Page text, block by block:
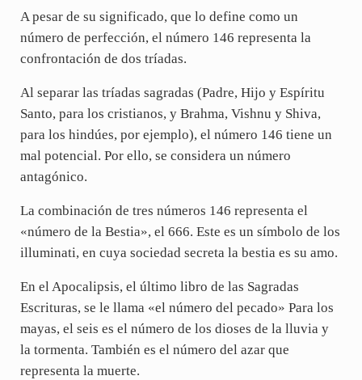
A pesar de su significado, que lo define como un
número de perfección, el número 146 representa la
confrontación de dos tríadas.
Al separar las tríadas sagradas (Padre, Hijo y Espíritu
Santo, para los cristianos, y Brahma, Vishnu y Shiva,
para los hindúes, por ejemplo), el número 146 tiene un
mal potencial. Por ello, se considera un número
antagónico.
La combinación de tres números 146 representa el
«número de la Bestia», el 666. Este es un símbolo de los
illuminati, en cuya sociedad secreta la bestia es su amo.
En el Apocalipsis, el último libro de las Sagradas
Escrituras, se le llama «el número del pecado» Para los
mayas, el seis es el número de los dioses de la lluvia y
la tormenta. También es el número del azar que
representa la muerte.